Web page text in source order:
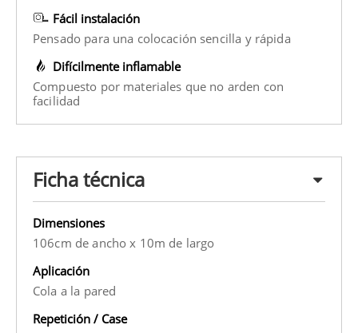
Fácil instalación
Pensado para una colocación sencilla y rápida
Difícilmente inflamable
Compuesto por materiales que no arden con
facilidad
Ficha técnica
Dimensiones
106cm de ancho x 10m de largo
Aplicación
Cola a la pared
Repetición / Case